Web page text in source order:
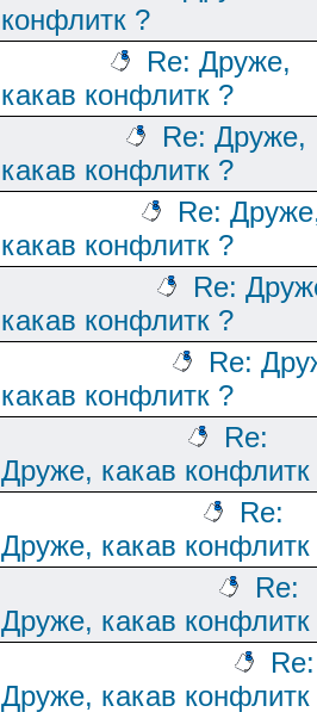
конфлитк ?
Re: Друже,
какав конфлитк ?
Re: Друже,
какав конфлитк ?
Re:
какав конфлитк ?
Re:
какав конфлитк ?
Re:
какав конфлитк ?
Re:
Друже, какав конфлитк
Re:
Друже, какав конфлитк
Re:
Друже, какав конфлитк
Re:
Друже, какав конфлитк